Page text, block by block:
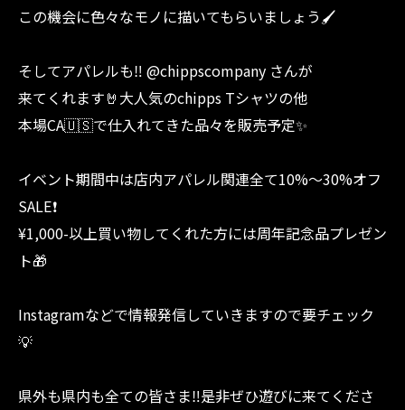
この機会に色々なモノに描いてもらいましょう🖌️
そしてアパレルも‼︎ @chippscompany さんが
来てくれます🤘大人気のchipps Tシャツの他
本場CA🇺🇸で仕入れてきた品々を販売予定✨
イベント期間中は店内アパレル関連全て10%〜30%オフ
SALE❗️
¥1,000-以上買い物してくれた方には周年記念品プレゼン
ト🎁
Instagramなどで情報発信していきますので要チェック
💡
県外も県内も全ての皆さま‼︎是非ぜひ遊びに来てくださ